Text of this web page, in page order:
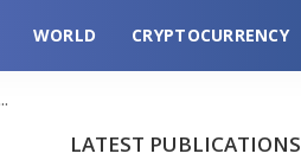
WORLD CRYPTOCURRENCY
LATEST PUBLICATIONS